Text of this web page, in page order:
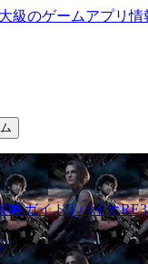
略ガイド | バイオRE3